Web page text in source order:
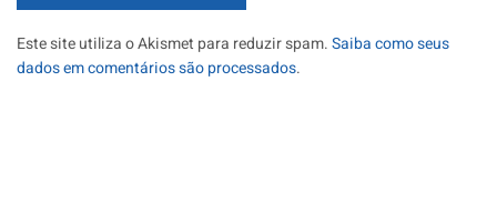
Este site utiliza o Akismet para reduzir spam.Saiba como seus
dados em comentários são processados.